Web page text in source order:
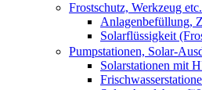
Frostschutz, Werkzeug etc.
Anlagenbefüllung,
Solarflüssigkeit
Pumpstationen, Solar-
Solarstationen mit